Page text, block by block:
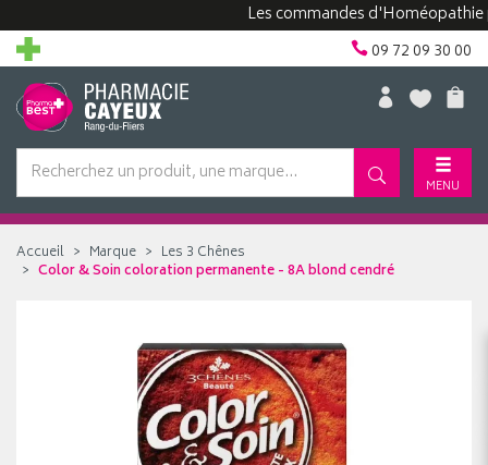
Les commandes d'Homéopathie
09 72 09 30 00
MENU
Accueil Marque
Les 3 Chênes
Color & Soin coloration permanente - 8A blond cendré